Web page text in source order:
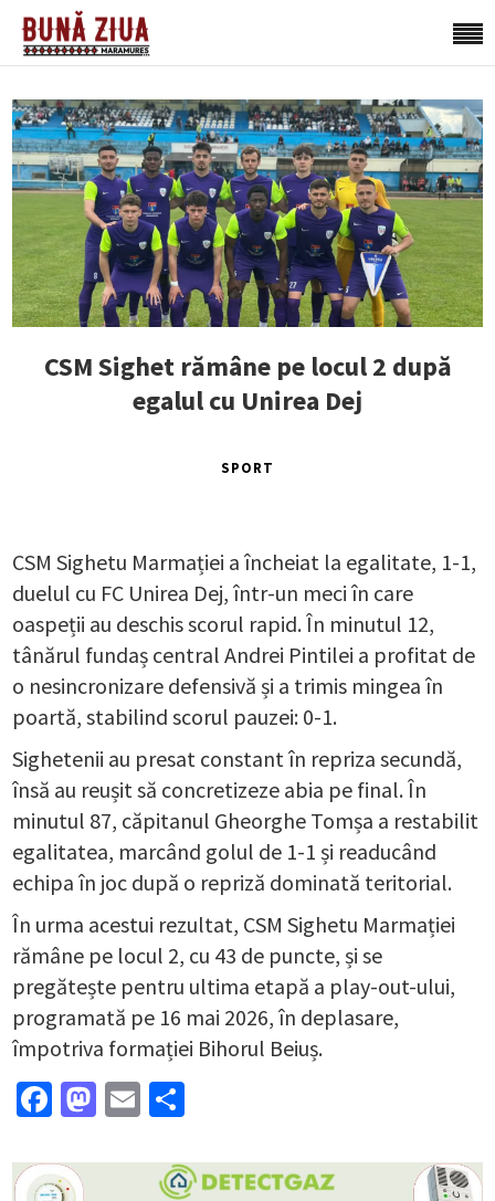
CSM Sighet rămâne pe locul 2 după
egalul cu Unirea Dej
SPORT
CSM Sighetu Marmației a încheiat la egalitate, 1-1,
duelul cu FC Unirea Dej, într-un meci în care
oaspeții au deschis scorul rapid. În minutul 12,
tânărul fundaș central Andrei Pintilei a profitat de
o nesincronizare defensivă și a trimis mingea în
poartă, stabilind scorul pauzei: 0-1.
Sighetenii au presat constant în repriza secundă,
însă au reușit să concretizeze abia pe final. În
minutul 87, căpitanul Gheorghe Tomșa a restabilit
egalitatea, marcând golul de 1-1 și readucând
echipa în joc după o repriză dominată teritorial.
În urma acestui rezultat, CSM Sighetu Marmației
rămâne pe locul 2, cu 43 de puncte, și se
pregătește pentru ultima etapă a play-out-ului,
programată pe 16 mai 2026, în deplasare,
împotriva formației Bihorul Beiuș.
Facebook
Mastodon
Email